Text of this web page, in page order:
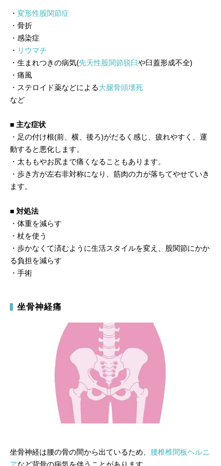
・ 変形性股関節症
・骨折
・感染症
・ リウマチ
・生まれつきの病気(先天性股関節脱臼や臼蓋形成不全)
・痛風
・ステロイド薬などによる大腿骨頭壊死
など
■ 主な症状
・足の付け根(前、横、後ろ)がだるく感じ、疲れやすく、運
動すると悪化します。
・太ももやお尻まで痛くなることもあります。
・歩き方が左右非対称になり、筋肉の力が落ちてやせていき
ます。
■ 対処法
・体重を減らす
・杖を使う
・歩かなくて済むように生活スタイルを変え、股関節にかか
る負担を減らす
・手術
坐骨神経痛
坐骨神経は腰の骨の間から出ているため、 腰椎椎間板ヘルニ
アなど背骨の病気を伴うことがあります。